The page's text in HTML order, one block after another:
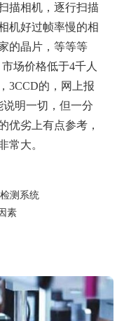
描相机，逐行扫描
机好过帧率慢的相
的晶片，等等等
场价格低于4千人
3CCD的，网上报
明一切，但一分
优劣上有点参考，
常大。
测系统
素